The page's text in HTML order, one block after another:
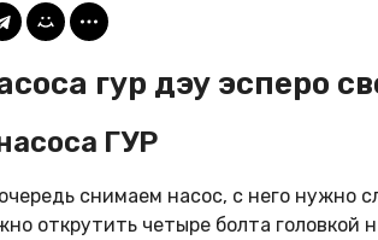
гур дэу эсперо
ГУР
снимаем насос, с него
открутить четыре болта головкой